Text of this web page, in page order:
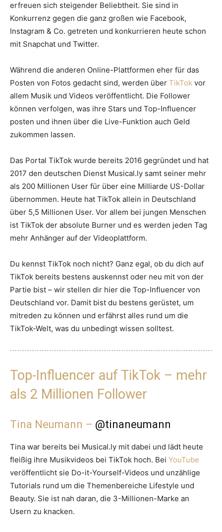
erfreuen sich steigender Beliebtheit. Sie sind in
Konkurrenz gegen die ganz großen wie Facebook,
Instagram & Co. getreten und konkurrieren heute schon
mit Snapchat und Twitter.
Während die anderen Online-Plattformen eher für das
Posten von Fotos gedacht sind, werden über TikTok vor
allem Musik und Videos veröffentlicht. Die Follower
können verfolgen, was ihre Stars und Top-Influencer
posten und ihnen über die Live-Funktion auch Geld
zukommen lassen.
Das Portal TikTok wurde bereits 2016 gegründet und hat
2017 den deutschen Dienst Musical.ly samt seiner mehr
als 200 Millionen User für über eine Milliarde US-Dollar
übernommen. Heute hat TikTok allein in Deutschland
über 5,5 Millionen User. Vor allem bei jungen Menschen
ist TikTok der absolute Burner und es werden jeden Tag
mehr Anhänger auf der Videoplattform.
Du kennst TikTok noch nicht? Ganz egal, ob du dich auf
TikTok bereits bestens auskennst oder neu mit von der
Partie bist – wir stellen dir hier die Top-Influencer von
Deutschland vor. Damit bist du bestens gerüstet, um
mitreden zu können und erfährst alles rund um die
TikTok-Welt, was du unbedingt wissen solltest.
Top-Influencer auf TikTok – mehr
als 2 Millionen Follower
Tina Neumann – @tinaneumann
Tina war bereits bei Musical.ly mit dabei und lädt heute
fleißig ihre Musikvideos bei TikTok hoch. Bei YouTube
veröffentlicht sie Do-it-Yourself-Videos und unzählige
Tutorials rund um die Themenbereiche Lifestyle und
Beauty. Sie ist nah daran, die 3-Millionen-Marke an
Usern zu knacken.